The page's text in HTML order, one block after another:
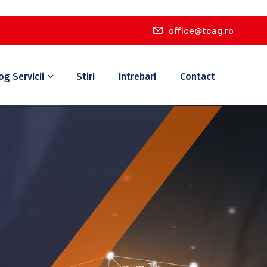
office@tcag.ro
Servicii Stiri Intrebari Contact